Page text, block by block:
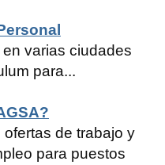
varias ciudades
para...
de trabajo y
para puestos